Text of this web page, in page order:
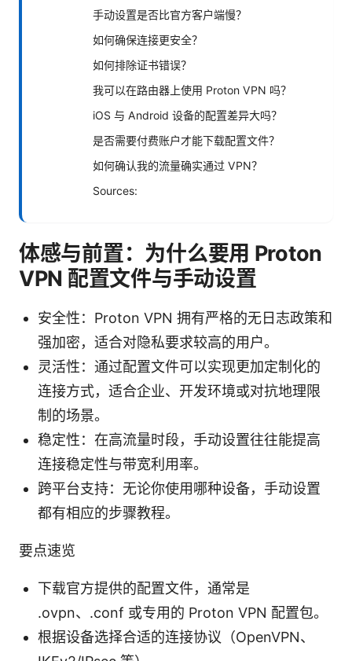
手动设置是否比官方客户端慢？
如何确保连接更安全？
如何排除证书错误？
我可以在路由器上使用 Proton VPN 吗？
iOS 与 Android 设备的配置差异大吗？
是否需要付费账户才能下载配置文件？
如何确认我的流量确实通过 VPN？
Sources:
体感与前置：为什么要用 Proton
VPN 配置文件与手动设置
安全性：Proton VPN 拥有严格的无日志政策和
强加密，适合对隐私要求较高的用户。
灵活性：通过配置文件可以实现更加定制化的
连接方式，适合企业、开发环境或对抗地理限
制的场景。
稳定性：在高流量时段，手动设置往往能提高
连接稳定性与带宽利用率。
跨平台支持：无论你使用哪种设备，手动设置
都有相应的步骤教程。
要点速览
下载官方提供的配置文件，通常是
.ovpn、.conf 或专用的 Proton VPN 配置包。
根据设备选择合适的连接协议（OpenVPN、